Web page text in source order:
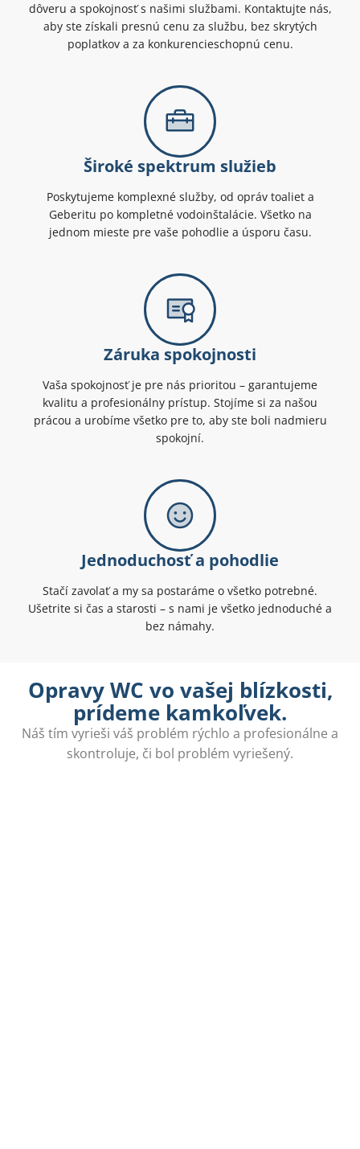
dôveru a spokojnosť s našimi službami. Kontaktujte nás,
aby ste získali presnú cenu za službu, bez skrytých
poplatkov a za konkurencieschopnú cenu.
Široké spektrum služieb
Poskytujeme komplexné služby, od opráv toaliet a
Geberitu po kompletné vodoinštalácie. Všetko na
jednom mieste pre vaše pohodlie a úsporu času.
Záruka spokojnosti
Vaša spokojnosť je pre nás prioritou – garantujeme
kvalitu a profesionálny prístup. Stojíme si za našou
prácou a urobíme všetko pre to, aby ste boli nadmieru
spokojní.
Jednoduchosť a pohodlie
Stačí zavolať a my sa postaráme o všetko potrebné.
Ušetrite si čas a starosti – s nami je všetko jednoduché a
bez námahy.
Opravy WC vo vašej blízkosti,
prídeme kamkoľvek.
Náš tím vyrieši váš problém rýchlo a profesionálne a
skontroluje, či bol problém vyriešený.